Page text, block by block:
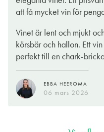
att få mycket vin för
Vinet är lent och mjukt
körsbär och hallon. Ett
perfekt till en chark-
EBBA HEEROMA
06 mars 2026
aptitretande syra och en
välbalanserad strävhet.
med en gräddig sås. Kalv
typer av Italienska
och välkomna!
02 mars 2026